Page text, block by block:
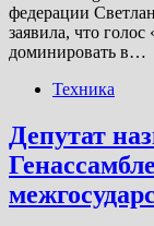
федерации
заявила, что
доминировать в…
Техника
Депутат